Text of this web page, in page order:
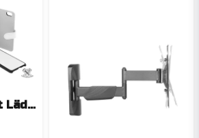
Champion Wallet Läder